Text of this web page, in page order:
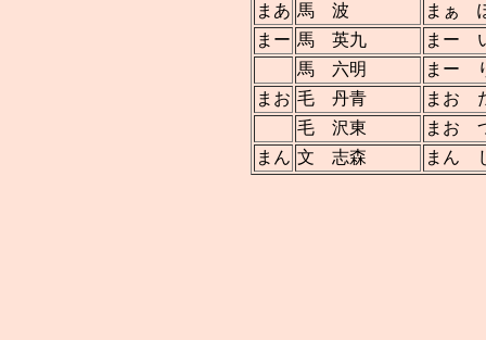
まあ 馬 波
まぁ
まー 馬 英九
まー
馬 六明
まー
まお 毛 丹青
まお
毛 沢東
まお
まん 文 志森 まん